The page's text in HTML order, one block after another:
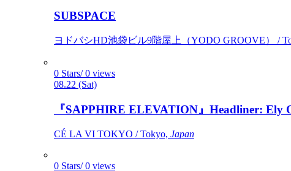
SUBSPACE
ヨドバシHD池袋ビル9階屋上（YODO GROOVE） /
0 Stars/ 0 views
08.22 (Sat)
『SAPPHIRE ELEVATION』Headliner: Ely
CÉ LA VI TOKYO / Tokyo, Japan
0 Stars/ 0 views